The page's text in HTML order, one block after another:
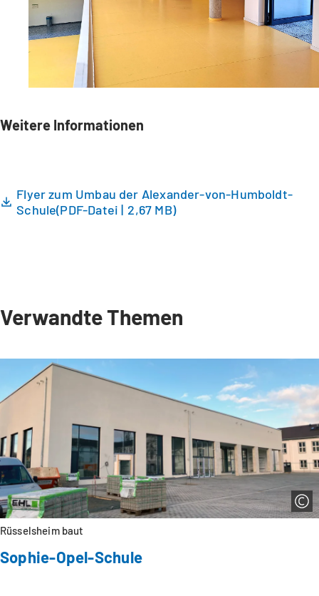
Weitere Informationen
Flyer zum Umbau der Alexander-von-Humboldt-
Schule PDF-Datei 2,67 MB
Verwandte Themen
Rüsselsheim baut
Sophie-Opel-Schule